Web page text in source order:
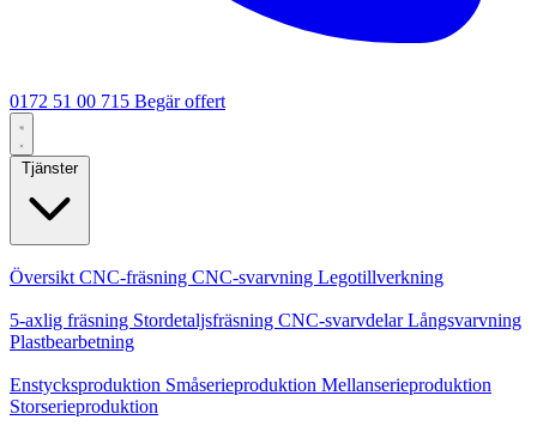
0172 51 00 715 Begär offert
Tjänster
Översikt CNC-fräsning CNC-svarvning Legotillverkning
5-axlig fräsning Stordetaljsfräsning CNC-svarvdelarLångsvarvning
Plastbearbetning
Enstycksproduktion Småserieproduktion Mellanserieproduktion
Storserieproduktion